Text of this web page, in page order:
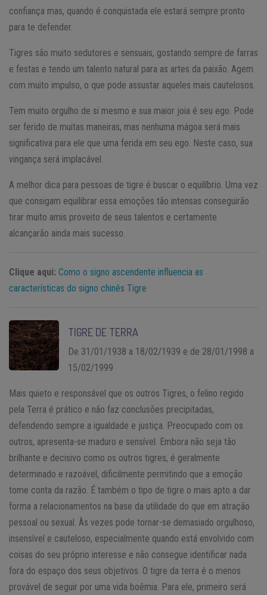
confiança mas, quando é conquistada ele estará sempre pronto
para te defender.
Tigres são muito sedutores e sensuais, gostando sempre de farras
e festas e tendo um talento natural para as artes da paixão. Agem
com muito impulso, o que pode assustar aqueles mais cautelosos.
Tem muito orgulho de si mesmo e sua maior joia é seu ego. Pode
ser ferido de muitas maneiras, mas nenhuma mágoa será mais
significativa para ele que uma ferida em seu ego. Neste caso, sua
vingança será implacável.
A melhor dica para pessoas de tigre é buscar o equilíbrio. Uma vez
que consigam equilibrar essa emoções tão intensas conseguirão
tirar muito amis proveito de seus talentos e certamente
alcançarão ainda mais sucesso.
Clique aqui: Como o signo ascendente influencia as
características do signo chinês Tigre
TIGRE DE TERRA
De 31/01/1938 a 18/02/1939 e de 28/01/1998 a
15/02/1999
Mais quieto e responsável que os outros Tigres, o felino regido
pela Terra é prático e não faz conclusões precipitadas,
defendendo sempre a igualdade e justiça. Preocupado com os
outros, apresenta-se maduro e sensível. Embora não seja tão
brilhante e decisivo como os outros tigres, é geralmente
determinado e razoável, dificilmente permitindo que a emoção
tome conta da razão. É também o tipo de tigre o mais apto a dar
forma a relacionamentos na base da utilidade do que em atração
pessoal ou sexual. Às vezes pode tornar-se demasiado orgulhoso,
insensível e cauteloso, especialmente quando está envolvido com
coisas do seu próprio interesse e não consegue identificar nada
fora do espaço dos seus objetivos. O tigre da terra é o menos
provável de seguir por uma vida boêmia. Para ele, primeiro será